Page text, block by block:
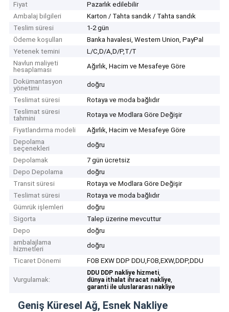
Fiyat
Pazarlık edilebilir
Ambalaj bilgileri
Karton / Tahta sandık / Tahta sandık
Teslim süresi
1-2 gün
Ödeme koşulları
Banka havalesi, Western Union, PayPal
Yetenek temini
L/C,D/A,D/P,T/T
Navlun maliyeti
hesaplaması
Ağırlık, Hacim ve Mesafeye Göre
Dokümantasyon
yönetimi
doğru
Teslimat süresi
Rotaya ve moda bağlıdır
Teslimat süresi
tahmini
Rotaya ve Modlara Göre Değişir
Fiyatlandırma modeli
Ağırlık, Hacim ve Mesafeye Göre
Depolama
seçenekleri
doğru
Depolamak
7 gün ücretsiz
Depo Depolama
doğru
Transit süresi
Rotaya ve Modlara Göre Değişir
Teslimat süresi
Rotaya ve moda bağlıdır
Gümrük işlemleri
doğru
Sigorta
Talep üzerine mevcuttur
Depo
doğru
ambalajlama
hizmetleri
doğru
Ticaret Dönemi
FOB EXW DDP DDU,FOB,EXW,DDP,DDU
Vurgulamak:
DDU DDP nakliye hizmeti,
dünya ithalat ihracat nakliye,
garanti ile uluslararası nakliye
Geniş Küresel Ağ, Esnek Nakliye